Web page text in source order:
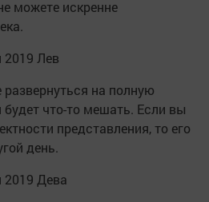
можете искренне
2019 Лев
на полную
что-то мешать. Если вы
представления, то его
день.
2019 Дева